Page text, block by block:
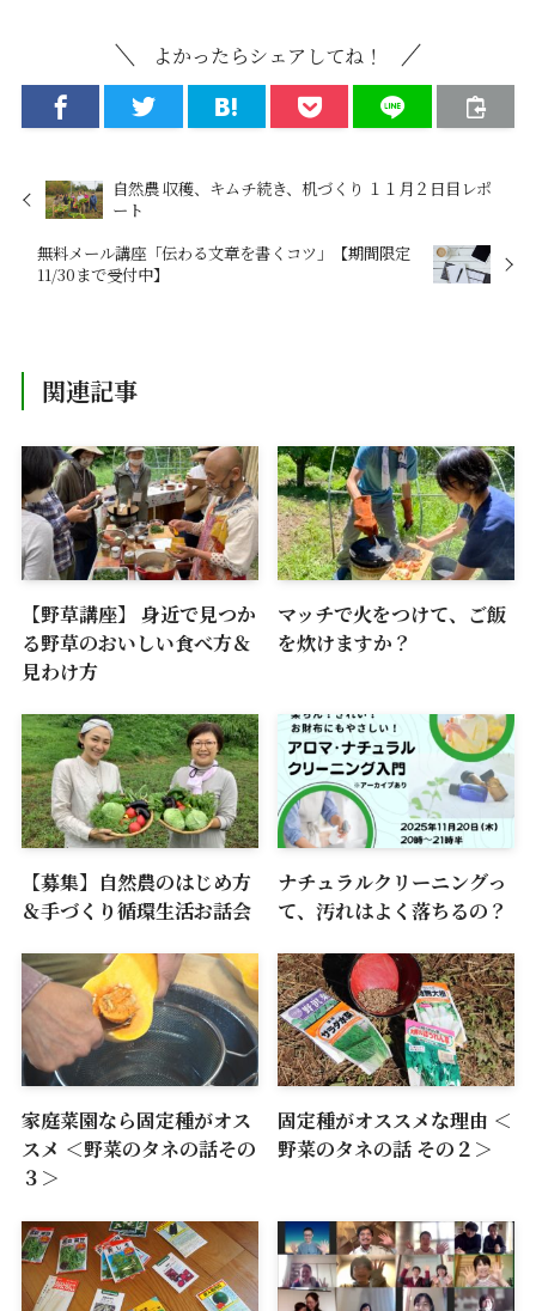
よかったらシェアしてね！
自然農 収穫、キムチ続き、机づくり １１月２日目レポ
ート
無料メール講座「伝わる文章を書くコツ」【期間限定
11/30まで受付中】
関連記事
【野草講座】 身近で見つか
る野草のおいしい食べ方＆
見わけ方
マッチで火をつけて、ご飯
を炊けますか？
【募集】自然農のはじめ方
＆手づくり循環生活お話会
ナチュラルクリーニングっ
て、汚れはよく落ちるの？
家庭菜園なら固定種がオス
スメ ＜野菜のタネの話その
３＞
固定種がオススメな理由 ＜
野菜のタネの話 その２＞